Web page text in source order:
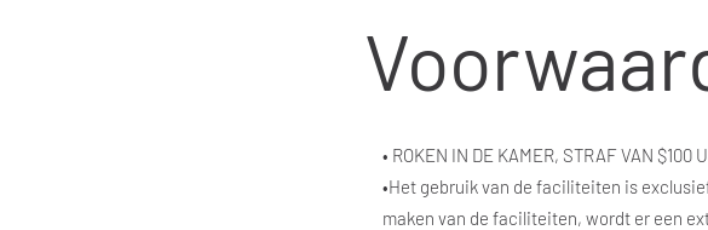
• ROKEN IN DE KAMER, STRAF VAN $100
•Het gebruik van de faciliteiten is
maken van de faciliteiten, wordt er een